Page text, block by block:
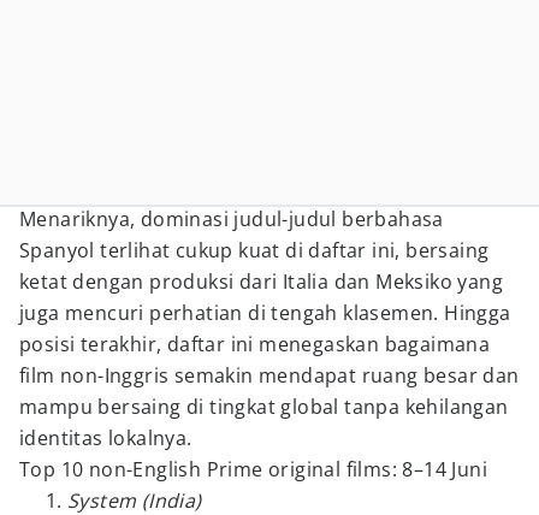
Menariknya, dominasi judul-judul berbahasa
Spanyol terlihat cukup kuat di daftar ini, bersaing
ketat dengan produksi dari Italia dan Meksiko yang
juga mencuri perhatian di tengah klasemen. Hingga
posisi terakhir, daftar ini menegaskan bagaimana
film non-Inggris semakin mendapat ruang besar dan
mampu bersaing di tingkat global tanpa kehilangan
identitas lokalnya.
Top 10 non-English Prime original films: 8–14 Juni
System (India)